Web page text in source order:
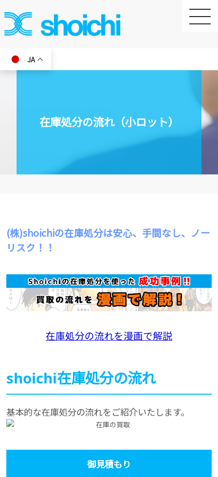
toggle
JA
在庫処分の流れ（小ロット）
(株)shoichiの在庫処分は安心、手間なし、ノー
リスク！！
在庫処分の流れを漫画で解説
shoichi在庫処分の流れ
基本的な在庫処分の流れをご紹介いたします。
御見積もり